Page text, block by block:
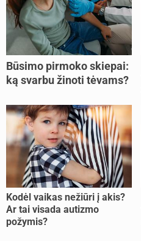
Būsimo pirmoko skiepai:
ką svarbu žinoti tėvams?
Kodėl vaikas nežiūri į akis?
Ar tai visada autizmo
požymis?